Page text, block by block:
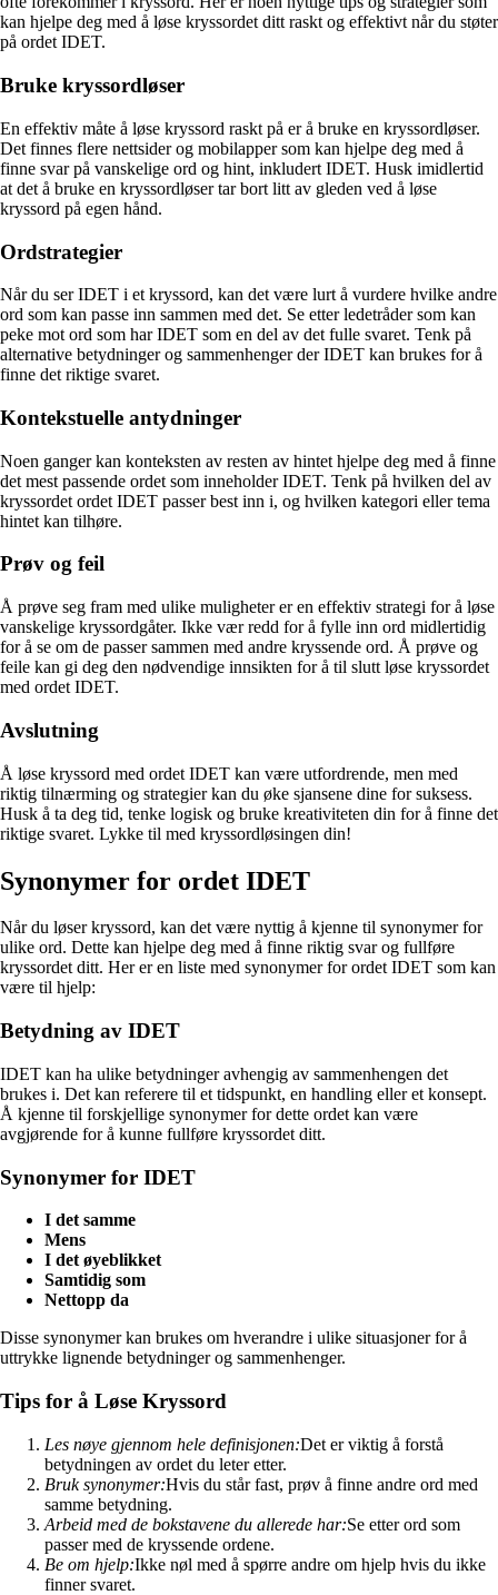
kan hjelpe deg med å løse kryssordet ditt raskt og effektivt når du støter
på ordet IDET.
Bruke kryssordløser
En effektiv måte å løse kryssord raskt på er å bruke en kryssordløser.
Det finnes flere nettsider og mobilapper som kan hjelpe deg med å
finne svar på vanskelige ord og hint, inkludert IDET. Husk imidlertid
at det å bruke en kryssordløser tar bort litt av gleden ved å løse
kryssord på egen hånd.
Ordstrategier
Når du ser IDET i et kryssord, kan det være lurt å vurdere hvilke andre
ord som kan passe inn sammen med det. Se etter ledetråder som kan
peke mot ord som har IDET som en del av det fulle svaret. Tenk på
alternative betydninger og sammenhenger der IDET kan brukes for å
finne det riktige svaret.
Kontekstuelle antydninger
Noen ganger kan konteksten av resten av hintet hjelpe deg med å finne
det mest passende ordet som inneholder IDET. Tenk på hvilken del av
kryssordet ordet IDET passer best inn i, og hvilken kategori eller tema
hintet kan tilhøre.
Prøv og feil
Å prøve seg fram med ulike muligheter er en effektiv strategi for å løse
vanskelige kryssordgåter. Ikke vær redd for å fylle inn ord midlertidig
for å se om de passer sammen med andre kryssende ord. Å prøve og
feile kan gi deg den nødvendige innsikten for å til slutt løse kryssordet
med ordet IDET.
Avslutning
Å løse kryssord med ordet IDET kan være utfordrende, men med
riktig tilnærming og strategier kan du øke sjansene dine for suksess.
Husk å ta deg tid, tenke logisk og bruke kreativiteten din for å finne det
riktige svaret. Lykke til med kryssordløsingen din!
Synonymer for ordet IDET
Når du løser kryssord, kan det være nyttig å kjenne til synonymer for
ulike ord. Dette kan hjelpe deg med å finne riktig svar og fullføre
kryssordet ditt. Her er en liste med synonymer for ordet IDET som kan
være til hjelp:
Betydning av IDET
IDET kan ha ulike betydninger avhengig av sammenhengen det
brukes i. Det kan referere til et tidspunkt, en handling eller et konsept.
Å kjenne til forskjellige synonymer for dette ordet kan være
avgjørende for å kunne fullføre kryssordet ditt.
Synonymer for IDET
I det samme
Mens
I det øyeblikket
Samtidig som
Nettopp da
Disse synonymer kan brukes om hverandre i ulike situasjoner for å
uttrykke lignende betydninger og sammenhenger.
Tips for å Løse Kryssord
Les nøye gjennom hele definisjonen:Det er viktig å forstå
betydningen av ordet du leter etter.
Bruk synonymer:Hvis du står fast, prøv å finne andre ord med
samme betydning.
Arbeid med de bokstavene du allerede har:Se etter ord som
passer med de kryssende ordene.
Be om hjelp:Ikke nøl med å spørre andre om hjelp hvis du ikke
finner svaret.